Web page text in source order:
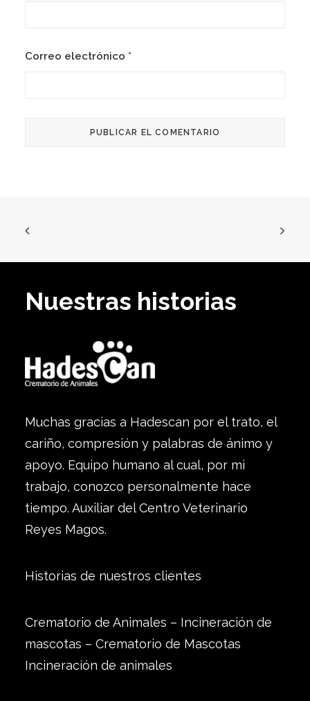
Correo electrónico *
Nuestras historias
Muchas gracias a Hadescan por el trato, el
cariño, compresión y palabras de ánimo y
apoyo. Equipo humano al cual, por mi
trabajo, conozco personalmente hace
tiempo. Auxiliar del Centro Veterinario
Reyes Magos.
Historias de nuestros clientes
Crematorio de Animales – Incineración de
mascotas – Crematorio de Mascotas
Incineración de animales